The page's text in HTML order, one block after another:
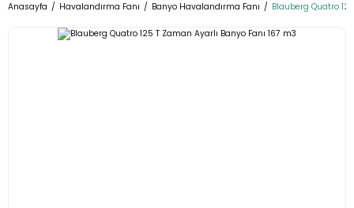
Anasayfa Havalandırma Fanı Banyo Havalandırma Fanı Blauberg Quatro